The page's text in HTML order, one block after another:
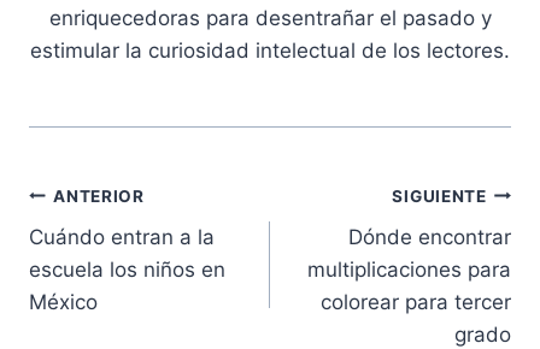
enriquecedoras para desentrañar el pasado y
estimular la curiosidad intelectual de los lectores.
Navegación
de
entradas
ANTERIOR
Cuándo entran a la
escuela los niños en
México
SIGUIENTE
Dónde encontrar
multiplicaciones para
colorear para tercer
grado